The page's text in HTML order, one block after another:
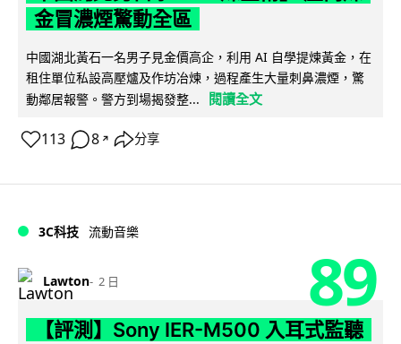
金冒濃煙驚動全區
中國湖北黃石一名男子見金價高企，利用 AI 自學提煉黃金，在
租住單位私設高壓爐及作坊冶煉，過程產生大量刺鼻濃煙，驚
動鄰居報警。警方到場揭發整...
閱讀全文
113 8 ↗ 分享
3C科技 流動音樂
Lawton 2 日 89
【評測】Sony IER-M500 入耳式監聽